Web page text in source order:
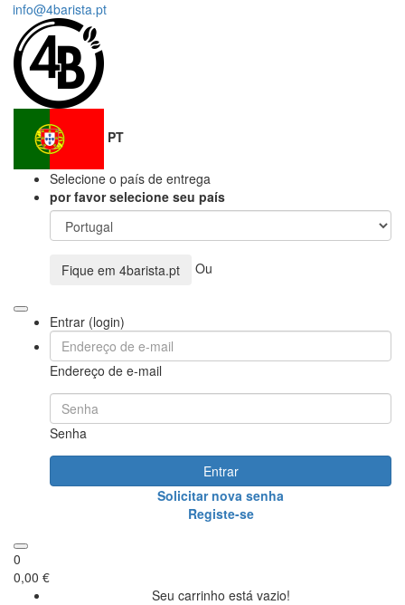
info@4barista.pt
PT
Selecione o país de entrega
por favor selecione seu país
Fique em 4barista.pt Ou
Entrar (login)
Endereço de e-mail
Senha
Entrar
Solicitar nova senha
Registe-se
0
0,00 €
Seu carrinho está vazio!